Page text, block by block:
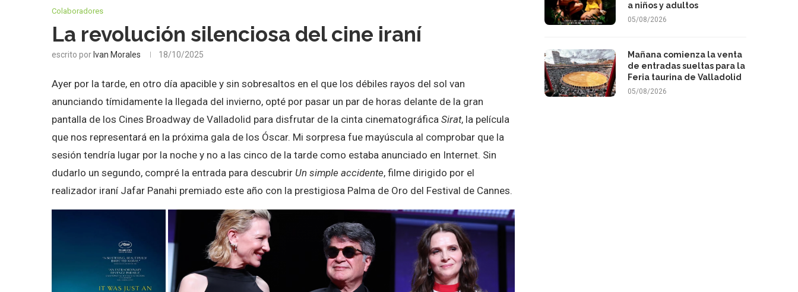
Colaboradores
La revolución silenciosa del cine iraní
escrito por Ivan Morales 18/10/2025
Ayer por la tarde, en otro día apacible y sin sobresaltos en el que los débiles rayos del sol van
anunciando tímidamente la llegada del invierno, opté por pasar un par de horas delante de la gran
pantalla de los Cines Broadway de Valladolid para disfrutar de la cinta cinematográfica Sirat, la película
que nos representará en la próxima gala de los Óscar. Mi sorpresa fue mayúscula al comprobar que la
sesión tendría lugar por la noche y no a las cinco de la tarde como estaba anunciado en Internet. Sin
dudarlo un segundo, compré la entrada para descubrir Un simple accidente, filme dirigido por el
realizador iraní Jafar Panahi premiado este año con la prestigiosa Palma de Oro del Festival de Cannes.
a niños y adultos
05/08/2026
Mañana comienza la venta
de entradas sueltas para la
Feria taurina de Valladolid
05/08/2026